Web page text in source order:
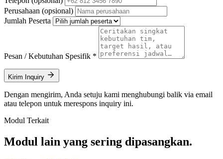
Perusahaan (opsional)
Jumlah Peserta
Pesan / Kebutuhan Spesifik *
Kirim Inquiry
Dengan mengirim, Anda setuju kami menghubungi balik via email
atau telepon untuk merespons inquiry ini.
Modul Terkait
Modul lain yang sering dipasangkan.